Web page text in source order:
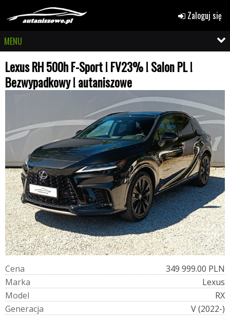
Zaloguj się
MENU
Lexus RH 500h F-Sport ! FV23% ! Salon PL !
Bezwypadkowy ! autaniszowe
Cena
349 999.00 PLN
Marka
Lexus
Model
RX
Generacja
V (2022-)